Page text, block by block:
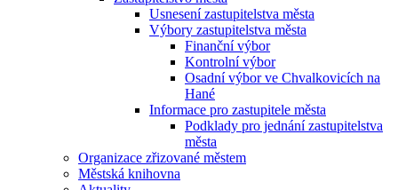
Usnesení zastupitelstva města
Výbory zastupitelstva města
Finanční výbor
Kontrolní výbor
Osadní výbor ve Chvalkovicích na
Hané
Informace pro zastupitele města
Podklady pro jednání zastupitelstva
města
Organizace zřizované městem
Městská knihovna